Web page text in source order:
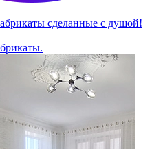
сделанные с душой!